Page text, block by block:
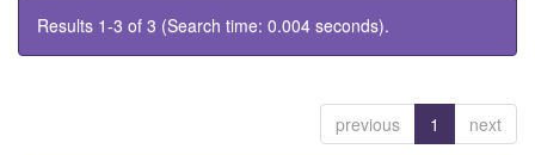
Results 1-3 of 3 (Search time: 0.004 seconds).
previous 1 next